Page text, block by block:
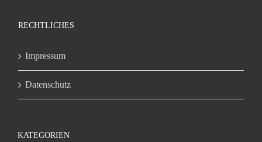
RECHTLICHES
Impressum
Datenschutz
KATEGORIEN